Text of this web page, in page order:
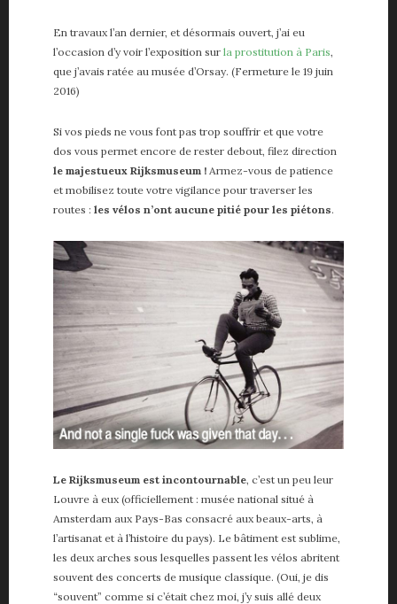
En travaux l’an dernier, et désormais ouvert, j’ai eu
l’occasion d’y voir l’exposition sur la prostitution à Paris,
que j’avais ratée au musée d’Orsay. (Fermeture le 19 juin
2016)
Si vos pieds ne vous font pas trop souffrir et que votre
dos vous permet encore de rester debout, filez direction
le majestueux Rijksmuseum ! Armez-vous de patience
et mobilisez toute votre vigilance pour traverser les
routes : les vélos n’ont aucune pitié pour les piétons.
Le Rijksmuseum est incontournable , c’est un peu leur
Louvre à eux (officiellement : musée national situé à
Amsterdam aux Pays-Bas consacré aux beaux-arts, à
l’artisanat et à l’histoire du pays). Le bâtiment est sublime,
les deux arches sous lesquelles passent les vélos abritent
souvent des concerts de musique classique. (Oui, je dis
“souvent” comme si c’était chez moi, j’y suis allé deux